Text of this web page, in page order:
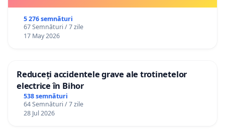
5 276 semnături
67 Semnături / 7 zile
17 May 2026
Reduceți accidentele grave ale trotinetelor
electrice în Bihor
538 semnături
64 Semnături / 7 zile
28 Jul 2026